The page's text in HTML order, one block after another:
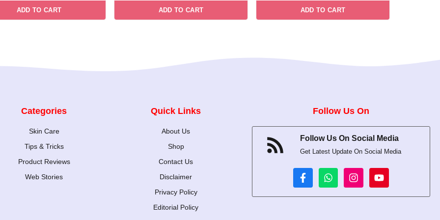
5
₹149.00.
ADD TO CART
t
o
f
5
was:
₹149.00.₹99.00.
ADD TO CART
t
o
f
5
was:
₹299.00.₹249.00.
ADD TO CART
Categories
Skin Care
Tips & Tricks
Product Reviews
Web Stories
Quick Links
About Us
Shop
Contact Us
Disclaimer
Privacy Policy
Editorial Policy
Follow Us On
Follow Us On Social Media
Get Latest Update On Social Media